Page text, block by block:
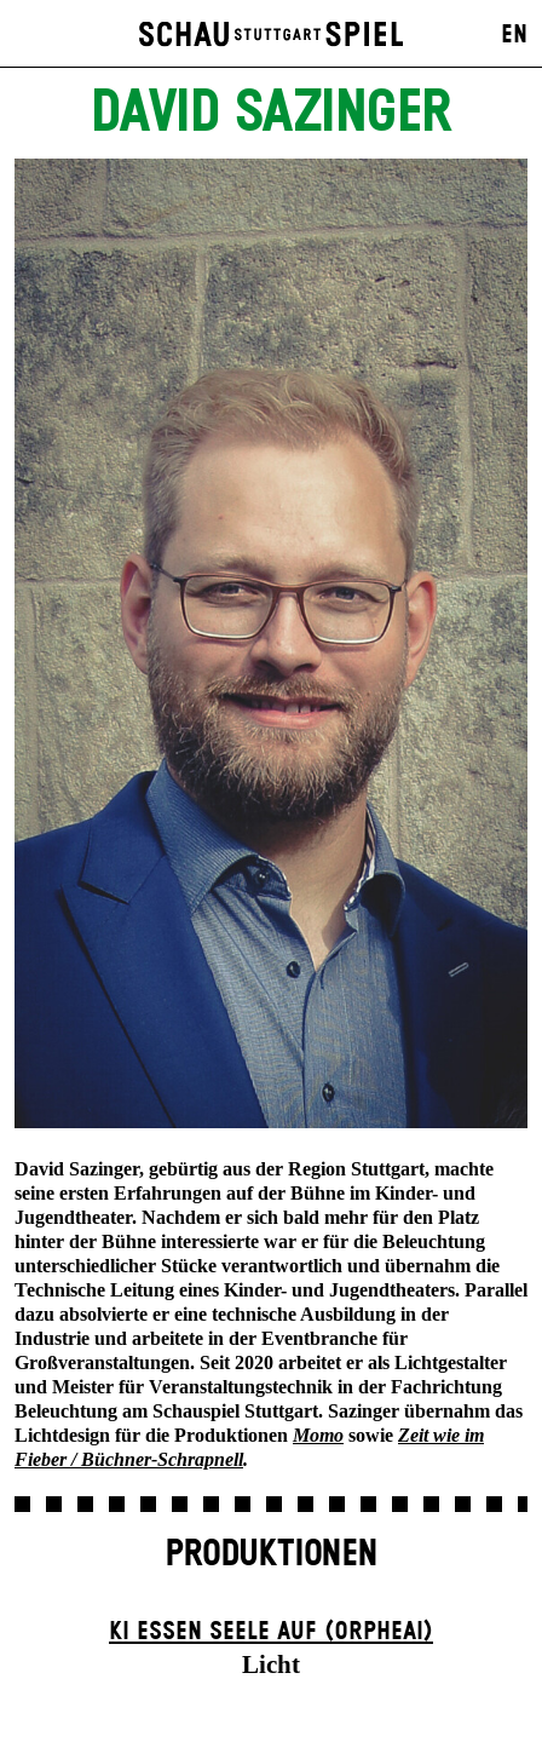
EN
DAVID SAZINGER
David Sazinger, gebürtig aus der Region Stuttgart, machte
seine ersten Erfahrungen auf der Bühne im Kinder- und
Jugendtheater. Nachdem er sich bald mehr für den Platz
hinter der Bühne interessierte war er für die Beleuchtung
unterschiedlicher Stücke verantwortlich und übernahm die
Technische Leitung eines Kinder- und Jugendtheaters. Parallel
dazu absolvierte er eine technische Ausbildung in der
Industrie und arbeitete in der Eventbranche für
Großveranstaltungen. Seit 2020 arbeitet er als Lichtgestalter
und Meister für Veranstaltungstechnik in der Fachrichtung
Beleuchtung am Schauspiel Stuttgart. Sazinger übernahm das
Lichtdesign für die Produktionen Momo sowie Zeit wie im
Fieber / Büchner-Schrapnell.
PRODUKTIONEN
KI ESSEN SEELE AUF (ORPHEAI)
Licht